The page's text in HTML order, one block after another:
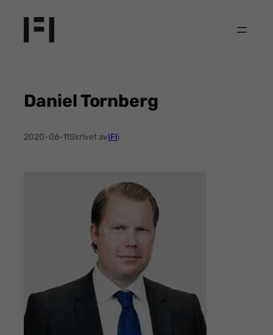
innehåll
Daniel Tornberg
2020-06-11Skrivet avIFIi